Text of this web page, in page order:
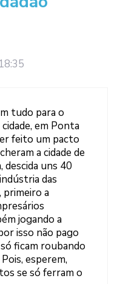
tudo para o
em Ponta
feito um pacto
a cidade de
descida uns 40
das
primeiro a
jogando a
isso não pago
ficam roubando
esperem,
se só ferram o